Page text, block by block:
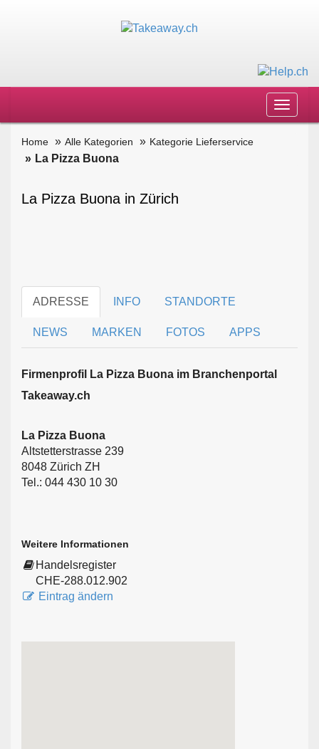
Toggle
Home Alle Kategorien Kategorie Lieferservice
La Pizza Buona
La Pizza Buona in Zürich
ADRESSE INFO STANDORTE
NEWS MARKEN FOTOS APPS
Firmen­profil La Pizza Buona im Branchen­portal
Takeaway.ch
La Pizza Buona
Altstetterstrasse 239
8048 Zürich ZH
Tel.: 044 430 10 30
Weitere Informationen
Handelsregister
CHE-288.012.902
Eintrag ändern